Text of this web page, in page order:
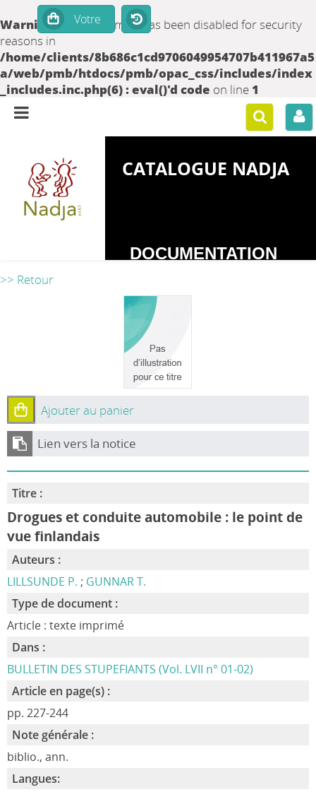
Warning: set_time_limit() has been disabled for security
reasons in
/home/clients/8b686c1cd9706049954707b411967a5
a/web/pmb/htdocs/pmb/opac_css/includes/index
_includes.inc.php(6) : eval()'d code on line 1
CATALOGUE NADJA
DOCUMENTATION
DEPENDANCES
>> Retour
Ajouter au panier
Lien vers la notice
Titre :
Drogues et conduite automobile : le point de
vue finlandais
Auteurs :
LILLSUNDE P. ; GUNNAR T.
Type de document :
Article : texte imprimé
Dans :
BULLETIN DES STUPEFIANTS (Vol. LVII n° 01-02)
Article en page(s) :
pp. 227-244
Note générale :
biblio., ann.
Langues: